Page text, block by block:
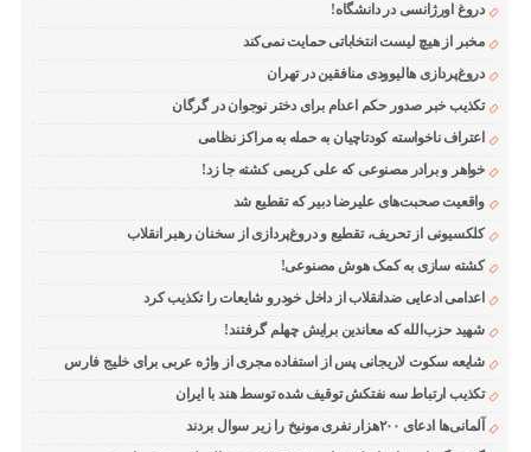
دروغ اورژانسی در دانشگاه!
مخبر از هیچ لیست انتخاباتی حمایت نمی‌کند
دروغ‌پردازی هالیوودی منافقین در تهران
تکذیب خبر صدور حکم اعدام برای دختر نوجوان در گرگان
اعتراف ناخواسته کودتاچیان به حمله به مراکز نظامی
خواهر و برادر مصنوعی که علی کریمی کشته جا زد!
واقعیت صحبت‌های علیرضا دبیر که تقطیع شد
کلکسیونی از تحریف، تقطیع و دروغ‌پردازی از سخنان رهبر انقلاب
کشته سازی به کمک هوش مصنوعی!
اعدامی ادعایی ضدانقلاب از داخل خودرو شایعات را تکذیب کرد
شهید حزب‌الله که معاندین برایش چهلم گرفتند!
شایعه سکوت لاریجانی پس از استفاده مجری از واژه عربی برای خلیج فارس
تکذیب ارتباط سه نفتکش توقیف شده توسط هند با ایران
آلمانی‌ها ادعای ۲۰۰هزار نفری مونیخ را زیر سوال بردند